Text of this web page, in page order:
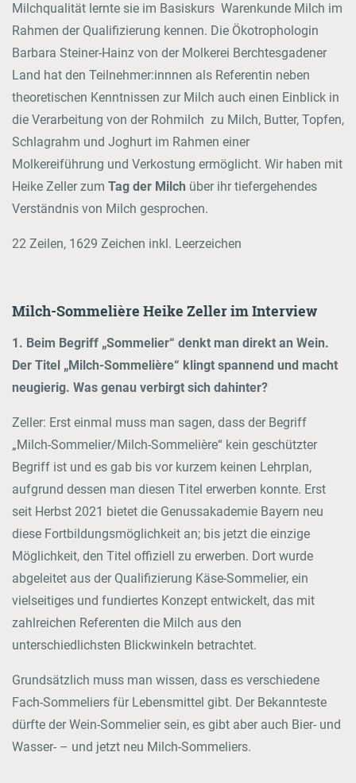
Milchqualität lernte sie im Basiskurs Warenkunde Milch im
Rahmen der Qualifizierung kennen. Die Ökotrophologin
Barbara Steiner-Hainz von der Molkerei Berchtesgadener
Land hat den Teilnehmer:innnen als Referentin neben
theoretischen Kenntnissen zur Milch auch einen Einblick in
die Verarbeitung von der Rohmilch zu Milch, Butter, Topfen,
Schlagrahm und Joghurt im Rahmen einer
Molkereiführung und Verkostung ermöglicht. Wir haben mit
Heike Zeller zum Tag der Milch über ihr tiefergehendes
Verständnis von Milch gesprochen.
22 Zeilen, 1629 Zeichen inkl. Leerzeichen
Milch-Sommelière Heike Zeller im Interview
1. Beim Begriff „Sommelier“ denkt man direkt an Wein.
Der Titel „Milch-Sommelière“ klingt spannend und macht
neugierig. Was genau verbirgt sich dahinter?
Zeller: Erst einmal muss man sagen, dass der Begriff
„Milch-Sommelier/Milch-Sommelière“ kein geschützter
Begriff ist und es gab bis vor kurzem keinen Lehrplan,
aufgrund dessen man diesen Titel erwerben konnte. Erst
seit Herbst 2021 bietet die Genussakademie Bayern neu
diese Fortbildungsmöglichkeit an; bis jetzt die einzige
Möglichkeit, den Titel offiziell zu erwerben. Dort wurde
abgeleitet aus der Qualifizierung Käse-Sommelier, ein
vielseitiges und fundiertes Konzept entwickelt, das mit
zahlreichen Referenten die Milch aus den
unterschiedlichsten Blickwinkeln betrachtet.
Grundsätzlich muss man wissen, dass es verschiedene
Fach-Sommeliers für Lebensmittel gibt. Der Bekannteste
dürfte der Wein-Sommelier sein, es gibt aber auch Bier- und
Wasser- – und jetzt neu Milch-Sommeliers.